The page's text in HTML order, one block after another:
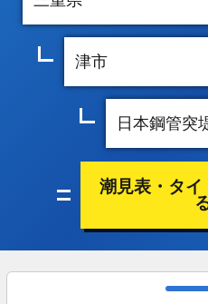
潮見表・タ